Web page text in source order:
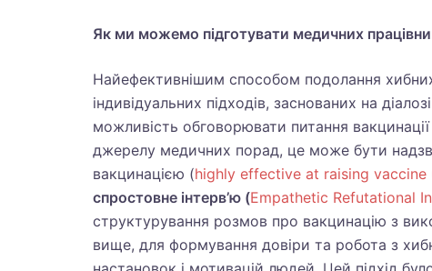
Як ми можемо підготувати медичних
Найефективнішим способом подолання
індивідуальних підходів, заснованих на
можливість обговорювати питання
джерелу медичних порад, це може бути
вакцинацією (highly effective at raising vaccine
спростовне інтерв’ю (Empathetic Refutational
структурування розмов про вакцинацію з
вище, для формування довіри та робота з